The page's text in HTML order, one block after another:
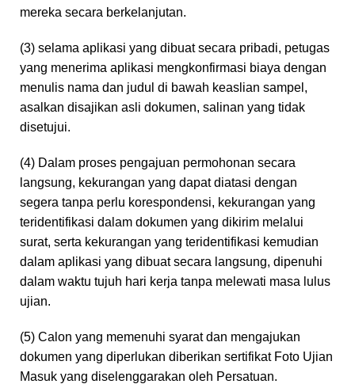
mereka secara berkelanjutan.
(3) selama aplikasi yang dibuat secara pribadi, petugas
yang menerima aplikasi mengkonfirmasi biaya dengan
menulis nama dan judul di bawah keaslian sampel,
asalkan disajikan asli dokumen, salinan yang tidak
disetujui.
(4) Dalam proses pengajuan permohonan secara
langsung, kekurangan yang dapat diatasi dengan
segera tanpa perlu korespondensi, kekurangan yang
teridentifikasi dalam dokumen yang dikirim melalui
surat, serta kekurangan yang teridentifikasi kemudian
dalam aplikasi yang dibuat secara langsung, dipenuhi
dalam waktu tujuh hari kerja tanpa melewati masa lulus
ujian.
(5) Calon yang memenuhi syarat dan mengajukan
dokumen yang diperlukan diberikan sertifikat Foto Ujian
Masuk yang diselenggarakan oleh Persatuan.